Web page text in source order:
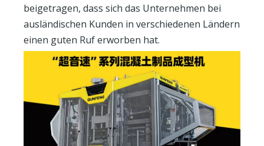
beigetragen, dass sich das Unternehmen bei
ausländischen Kunden in verschiedenen Ländern
einen guten Ruf erworben hat.